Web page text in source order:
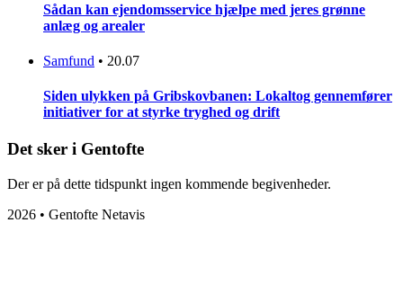
Sådan kan ejendomsservice hjælpe med jeres grønne
anlæg og arealer
Samfund • 20.07
Siden ulykken på Gribskovbanen: Lokaltog gennemfører
initiativer for at styrke tryghed og drift
Det sker i Gentofte
Der er på dette tidspunkt ingen kommende begivenheder.
2026 • Gentofte Netavis